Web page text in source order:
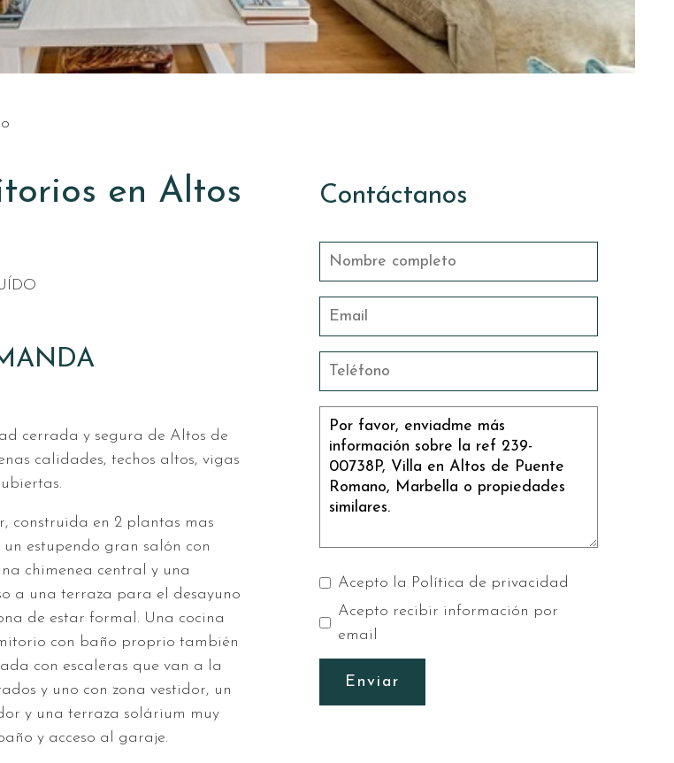
en Altos
cerrada y segura de Altos de
calidades, techos altos, vigas
construida en 2 plantas mas
estupendo gran salón con
chimenea central y una
a una terraza para el desayuno
de estar formal. Una cocina
con baño proprio también
con escaleras que van a la
y uno con zona vestidor, un
y una terraza solárium muy
y acceso al garaje.
Contáctanos
Acepto la Política de privacidad
Acepto recibir información por
email
Enviar